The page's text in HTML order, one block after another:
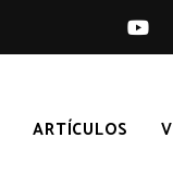
ARTÍCULOS